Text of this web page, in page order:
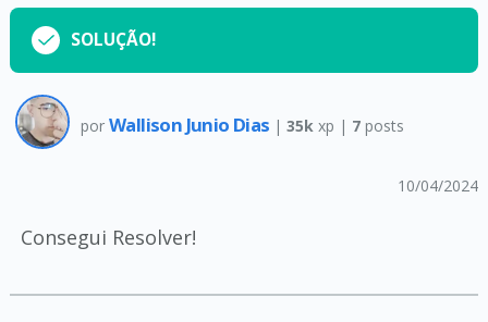
SOLUÇÃO!
por Wallison Junio Dias | 35k xp | 7posts
10/04/2024
Consegui Resolver!